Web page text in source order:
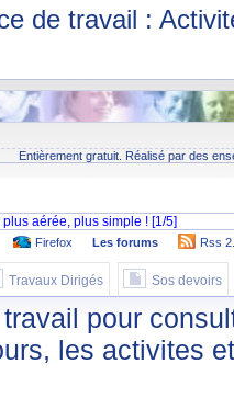
de travail :
Entièrement gratuit. Réalisé par des
Firefox Les forums Rss
Travaux Dirigés Sos devoirs
pour
les activites